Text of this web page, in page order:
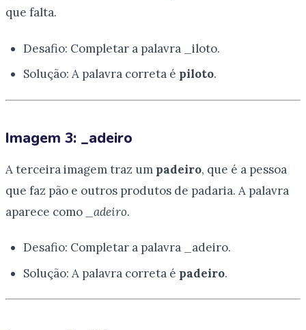
que falta.
Desafio: Completar a palavra _iloto.
Solução: A palavra correta é piloto.
Imagem 3: _adeiro
A terceira imagem traz um padeiro, que é a pessoa
que faz pão e outros produtos de padaria. A palavra
aparece como
_adeiro.
Desafio: Completar a palavra _adeiro.
Solução: A palavra correta é padeiro.